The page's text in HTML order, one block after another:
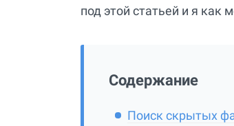
под этой статьей и я как
Содержание
Поиск скрытых